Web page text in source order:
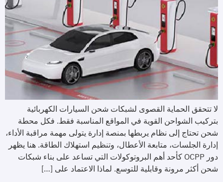
لا تتحقق الحماية القصوى لشبكات شحن السيارات الكهربائية
بتركيب الشواحن القوية في المواقع المناسبة فقط. فكل محطة
شحن تحتاج إلى نظام يربطها بمنصة إدارة يتولى مهمة مراقبة الأداء،
إدارة الجلسات، متابعة الأعطال، وتنظيم استهلاك الطاقة. هنا يظهر
دور OCPP كأحد أهم البروتوكولات التي تساعد على بناء شبكات
شحن أكثر مرونة وقابلية للتوسع. لماذا الاعتماد على […]